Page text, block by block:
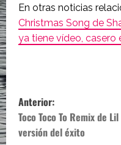
En otras noticias
Christmas Song de
ya tiene vídeo, casero
N
a
Anterior:
Toco Toco To Remix de
versión del éxito